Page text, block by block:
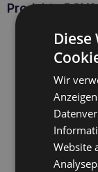
Produkte
Wir
Website